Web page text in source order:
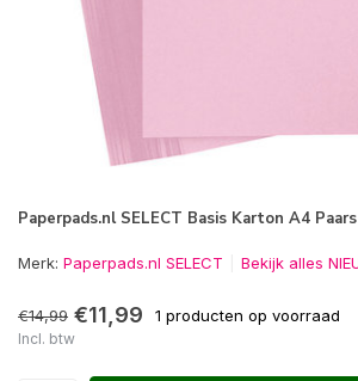
Paperpads.nl SELECT Basis Karton A4
Merk: Paperpads.nl SELECT Bekijk alles
€14,99 €11,99 1 producten op voorraad
Incl. btw